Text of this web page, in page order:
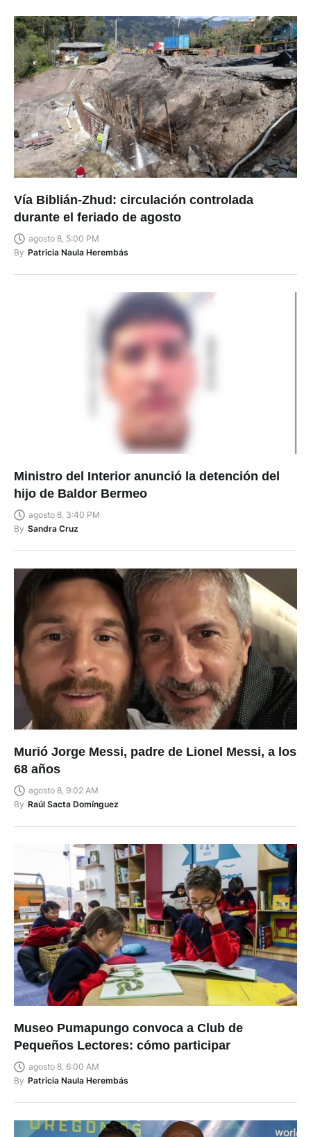
Vía Biblián-Zhud: circulación controlada
durante el feriado de agosto
agosto 8, 5:00 PM
By Patricia Naula Herembás
Ministro del Interior anunció la detención del
hijo de Baldor Bermeo
agosto 8, 3:40 PM
By Sandra Cruz
Murió Jorge Messi, padre de Lionel Messi, a los
68 años
agosto 8, 9:02 AM
By Raúl Sacta Domínguez
Museo Pumapungo convoca a Club de
Pequeños Lectores: cómo participar
agosto 8, 6:00 AM
By Patricia Naula Herembás